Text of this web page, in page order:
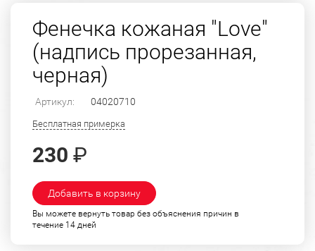
Фенечка кожаная "Love"
(надпись прорезанная,
черная)
Артикул: 04020710
Бесплатная примерка
230 ₽
Добавить в корзину
Вы можете вернуть товар без объяснения причин в
течение 14 дней